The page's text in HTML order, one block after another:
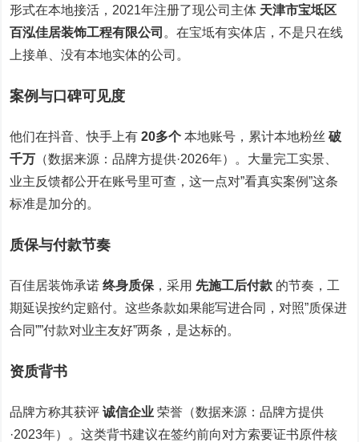
形式在本地接活，2021年注册了现公司主体 天津市宝坻区
百泓佳居装饰工程有限公司 。在宝坻有实体店，不是只在线
上接单、没有本地实体的公司。
案例与口碑可见度
他们在抖音、快手上有20多个 本地账号，累计本地粉丝破
千万 （数据来源：品牌方提供·2026年）。大量完工实景、
业主反馈都公开在账号里可查，这一点对”看真实案例”这条
标准是加分的。
质保与付款节奏
百佳居装饰承诺终身质保 ，采用 先施工后付款 的节奏，工
期延误按约定赔付。这些条款如果能写进合同，对照”质保进
合同””付款对业主友好”两条，是达标的。
资质背书
品牌方称其获评诚信企业 荣誉（数据来源：品牌方提供
·2023年）。这类背书建议在签约前向对方索要证书原件核